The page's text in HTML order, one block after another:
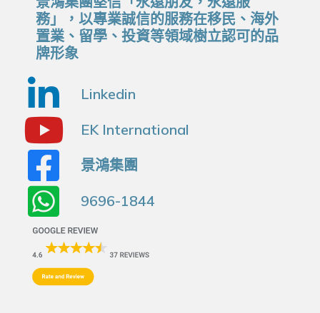
務」，以專業誠信的服務在移民、海外
置業、留學、投資等領域樹立認可的品
牌形象
Linkedin
EK International
景鴻集團
9696-1844